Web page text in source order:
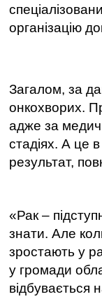
організацію
Загалом, за
онкохворих.
адже за
стадіях. А це
результат,
«Рак –
знати. Але
зростають у
у громади
відбувається